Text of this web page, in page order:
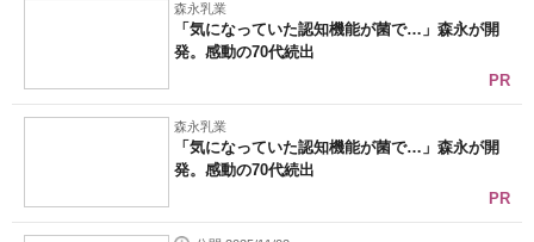
森永乳業
「気になっていた認知機能が菌で…」森永が開
発。感動の70代続出
PR
森永乳業
「気になっていた認知機能が菌で…」森永が開
発。感動の70代続出
PR